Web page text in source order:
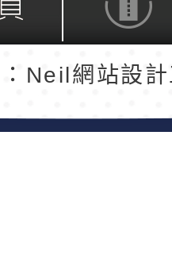
返回頂端
Neil網站設